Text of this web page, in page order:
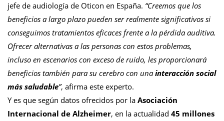
jefe de audiología de Oticon en España. “Creemos que los
beneficios a largo plazo pueden ser realmente significativos si
conseguimos tratamientos eficaces frente a la pérdida auditiva.
Ofrecer alternativas a las personas con estos problemas,
incluso en escenarios con exceso de ruido, les proporcionará
beneficios también para su cerebro con unainteracción social
más saludable”, afirma este experto.
Y es que según datos ofrecidos por la Asociación
Internacional de Alzheimer, en la actualidad 45 millones